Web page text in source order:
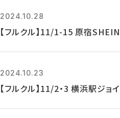
2024.10.28
【フルクル】11/1-15 原宿
2024.10.23
【フルクル】11/2・3 横浜駅ジョ